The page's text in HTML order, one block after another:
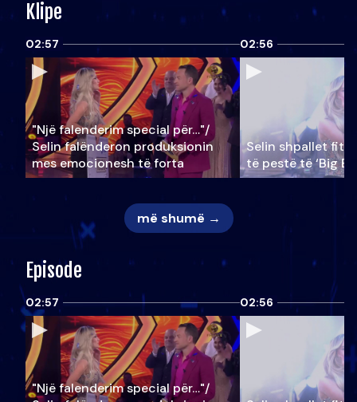
Klipe
02:57
"Një falenderim special për…"/
Selin falënderon produksionin
mes emocionesh të forta
02:56
Selin shpallet
të pestë të ‘Big
më shumë →
Episode
02:57
"Një falenderim special për…"/
02:56